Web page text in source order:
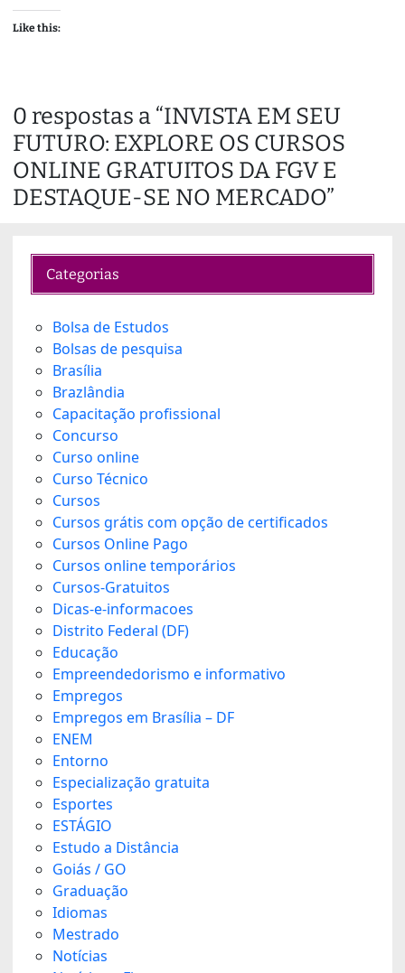
Like this:
0 respostas a “INVISTA EM SEU
FUTURO: EXPLORE OS CURSOS
ONLINE GRATUITOS DA FGV E
DESTAQUE-SE NO MERCADO”
Categorias
Bolsa de Estudos
Bolsas de pesquisa
Brasília
Brazlândia
Capacitação profissional
Concurso
Curso online
Curso Técnico
Cursos
Cursos grátis com opção de certificados
Cursos Online Pago
Cursos online temporários
Cursos-Gratuitos
Dicas-e-informacoes
Distrito Federal (DF)
Educação
Empreendedorismo e informativo
Empregos
Empregos em Brasília – DF
ENEM
Entorno
Especialização gratuita
Esportes
ESTÁGIO
Estudo a Distância
Goiás / GO
Graduação
Idiomas
Mestrado
Notícias